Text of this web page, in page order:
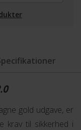
gold udgave, er
krav til sikkerhed i